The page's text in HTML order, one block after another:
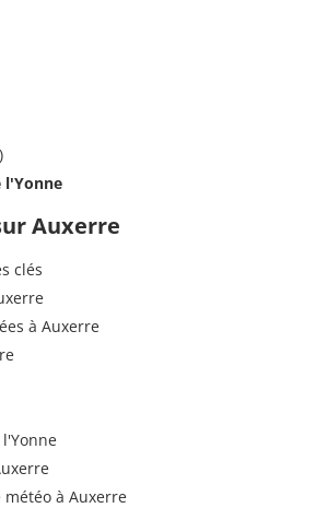
l'Yonne
Auxerre
clés
à Auxerre
à Auxerre